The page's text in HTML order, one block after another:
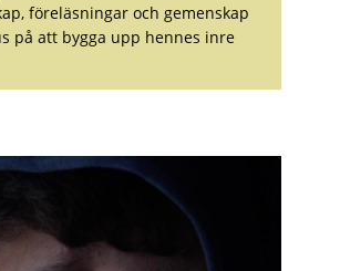
föreläsningar och gemenskap
på att bygga upp hennes inre